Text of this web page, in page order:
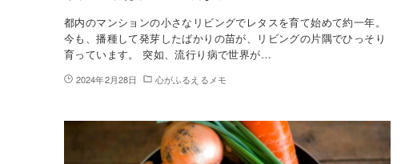
都内のマンションの小さなリビングでレタスを育て始めて約一年。
今も、播種して発芽したばかりの苗が、リビングの片隅でひっそり
育っています。 突如、流行り病で世界が…
2024年2月28日 心がふるえるメモ